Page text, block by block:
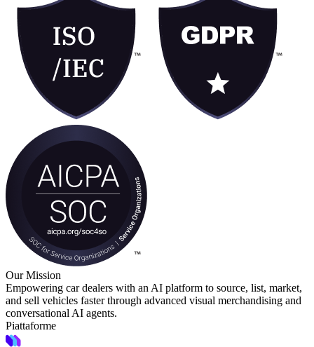
Our Mission
Empowering car dealers with an AI platform to source, list, market,
and sell vehicles faster through advanced visual merchandising and
conversational AI agents.
Piattaforme